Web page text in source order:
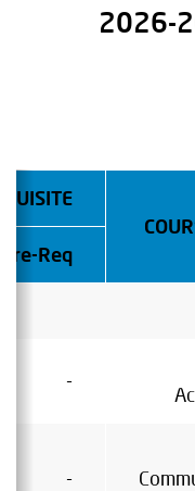
Pre-Req
-
-